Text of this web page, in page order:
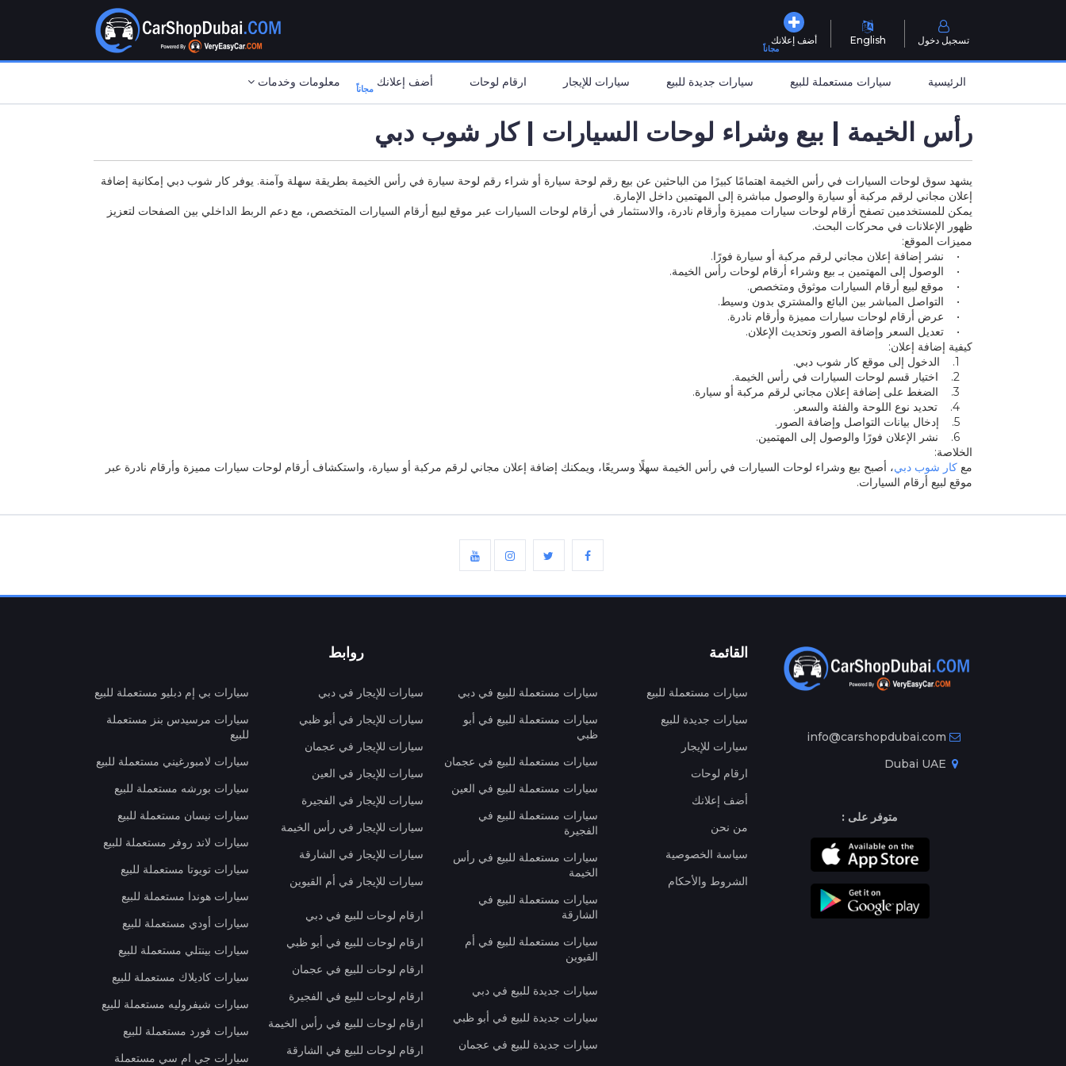
أضف إعلانك
مجاناً
English تسجيل دخول
الرئيسية سيارات مستعملة للبيع سيارات جديدة للبيع سيارات للإيجار ارقام لوحات أضف إعلانك مجاناً معلومات وخدمات
رأس الخيمة | بيع وشراء لوحات السيارات | كار شوب دبي
يشهد سوق لوحات السيارات في رأس الخيمة اهتمامًا كبيرًا من الباحثين عن بيع رقم لوحة سيارة أو شراء رقم لوحة سيارة في رأس الخيمة بطريقة سهلة وآمنة. يوفر كار شوب دبي إمكانية إضافة
إعلان مجاني لرقم مركبة أو سيارة والوصول مباشرة إلى المهتمين داخل الإمارة.
يمكن للمستخدمين تصفح أرقام لوحات سيارات مميزة وأرقام نادرة، والاستثمار في أرقام لوحات السيارات عبر موقع لبيع أرقام السيارات المتخصص، مع دعم الربط الداخلي بين الصفحات لتعزيز
ظهور الإعلانات في محركات البحث.
مميزات الموقع:
• نشر إضافة إعلان مجاني لرقم مركبة أو سيارة فورًا.
• الوصول إلى المهتمين بـ بيع وشراء أرقام لوحات رأس الخيمة.
• موقع لبيع أرقام السيارات موثوق ومتخصص.
• التواصل المباشر بين البائع والمشتري بدون وسيط.
• عرض أرقام لوحات سيارات مميزة وأرقام نادرة.
• تعديل السعر وإضافة الصور وتحديث الإعلان.
كيفية إضافة إعلان:
الخلاصة:
مع كار شوب دبي، أصبح بيع وشراء لوحات السيارات في رأس الخيمة سهلًا وسريعًا، ويمكنك إضافة إعلان مجاني لرقم مركبة أو سيارة، واستكشاف أرقام لوحات سيارات مميزة وأرقام نادرة عبر
موقع لبيع أرقام السيارات.
info@carshopdubai.com
متوفر على :
القائمة
سيارات مستعملة للبيع
سيارات جديدة للبيع
سيارات للإيجار
ارقام لوحات
أضف إعلانك
من نحن
سياسة الخصوصية
الشروط والأحكام
روابط
سيارات مستعملة للبيع في دبي
سيارات مستعملة للبيع في أبو
ظبي
سيارات مستعملة للبيع في عجمان
سيارات مستعملة للبيع في العين
سيارات مستعملة للبيع في
الفجيرة
سيارات مستعملة للبيع في رأس
الخيمة
سيارات مستعملة للبيع في
الشارقة
سيارات مستعملة للبيع في أم
القيوين
سيارات جديدة للبيع في دبي
سيارات جديدة للبيع في أبو ظبي
سيارات جديدة للبيع في عجمان
سيارات للإيجار في دبي
سيارات للإيجار في أبو ظبي
سيارات للإيجار في عجمان
سيارات للإيجار في العين
سيارات للإيجار في الفجيرة
سيارات للإيجار في رأس الخيمة
سيارات للإيجار في الشارقة
سيارات للإيجار في أم القيوين
ارقام لوحات للبيع في دبي
ارقام لوحات للبيع في أبو ظبي
ارقام لوحات للبيع في عجمان
ارقام لوحات للبيع في الفجيرة
ارقام لوحات للبيع في رأس الخيمة
ارقام لوحات للبيع في الشارقة
سيارات بي إم دبليو مستعملة للبيع
سيارات مرسيدس بنز مستعملة
للبيع
سيارات لامبورغيني مستعملة للبيع
سيارات بورشه مستعملة للبيع
سيارات نيسان مستعملة للبيع
سيارات لاند روفر مستعملة للبيع
سيارات تويوتا مستعملة للبيع
سيارات هوندا مستعملة للبيع
سيارات أودي مستعملة للبيع
سيارات بينتلي مستعملة للبيع
سيارات كاديلاك مستعملة للبيع
سيارات شيفروليه مستعملة للبيع
سيارات فورد مستعملة للبيع
سيارات جي ام سي مستعملة